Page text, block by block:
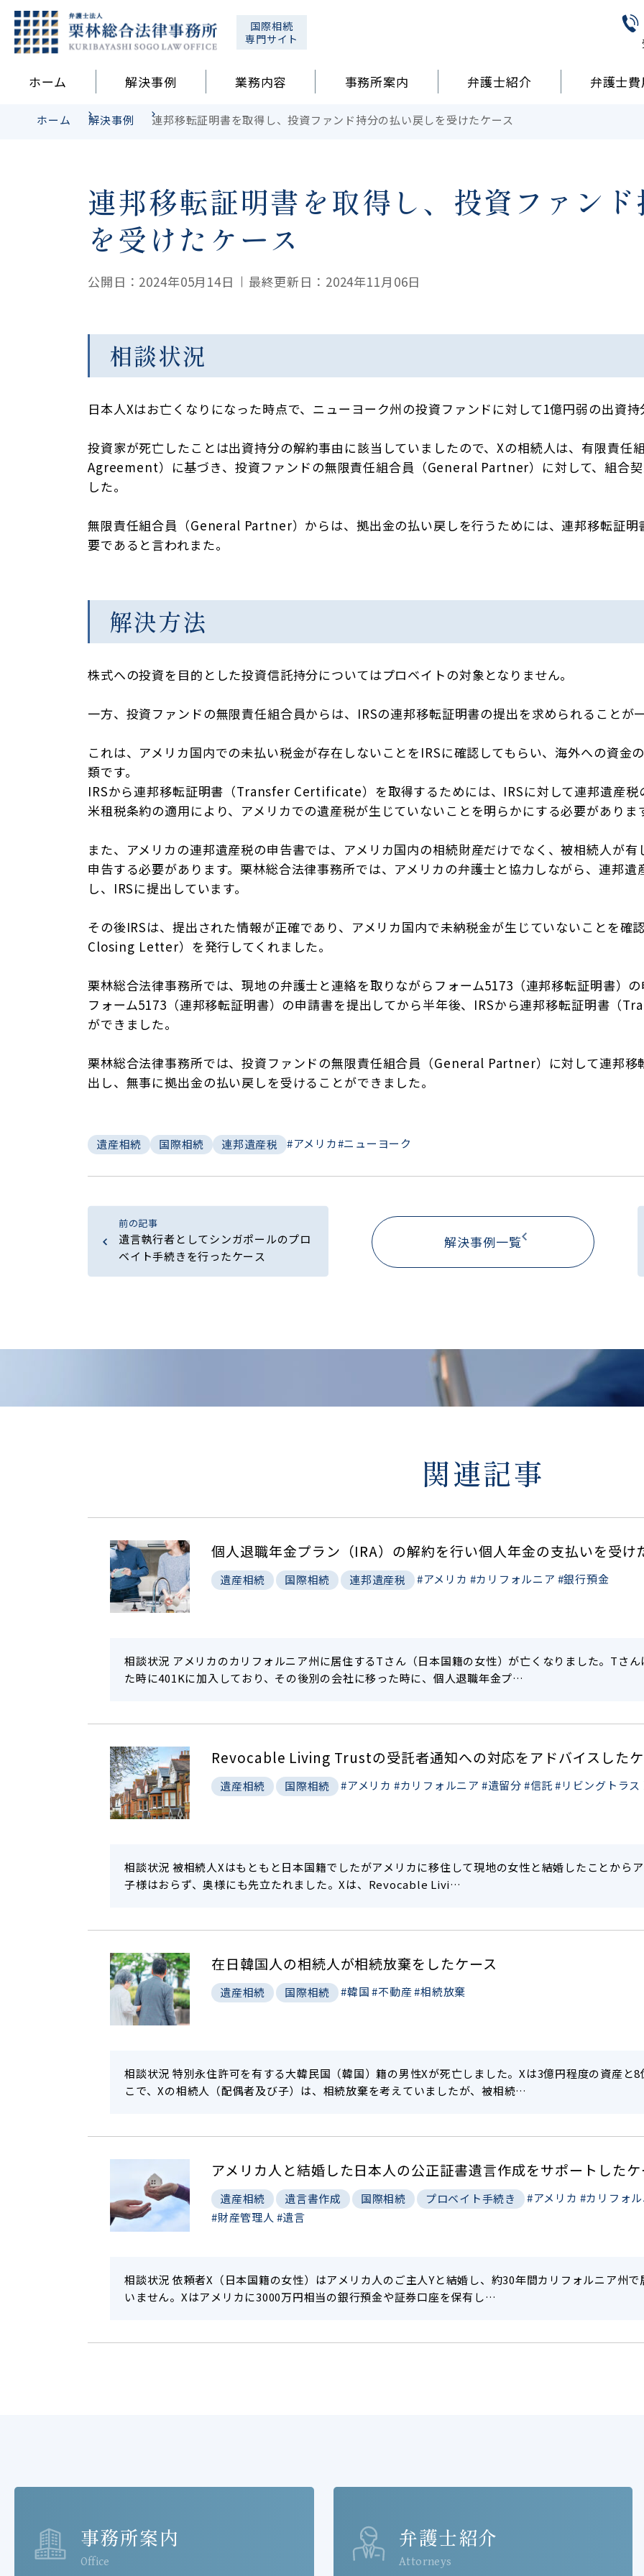
国際相続
専門サイト
ホーム 解決事例 業務内容 事務所案内 弁護士紹介 弁護士
ホーム 解決事例 連邦移転証明書を取得し、投資ファンド持分の払い戻しを受けたケース
連邦移転証明書を取得し、投資ファン
を受けたケース
公開日：2024年05月14日 最終更新日：2024年11月06日
相談状況
日本人Xはお亡くなりになった時点で、ニューヨーク州の投資ファンドに対して1億円弱の出資
投資家が死亡したことは出資持分の解約事由に該当していましたので、Xの相続人は、有限責
Agreement）に基づき、投資ファンドの無限責任組合員（General Partner）に対して、組合
した。
無限責任組合員（General Partner）からは、拠出金の払い戻しを行うためには、連邦移転証
要であると言われまた。
解決方法
株式への投資を目的とした投資信託持分についてはプロベイトの対象となりません。
一方、投資ファンドの無限責任組合員からは、IRSの連邦移転証明書の提出を求められることが
これは、アメリカ国内での未払い税金が存在しないことをIRSに確認してもらい、海外への資金
類です。
IRSから連邦移転証明書（Transfer Certificate）を取得するためには、IRSに対して連邦遺産
米租税条約の適用により、アメリカでの遺産税が生じていないことを明らかにする必要がありま
また、アメリカの連邦遺産税の申告書では、アメリカ国内の相続財産だけでなく、被相続人が
申告する必要があります。栗林総合法律事務所では、アメリカの弁護士と協力しながら、連邦
し、IRSに提出しています。
その後IRSは、提出された情報が正確であり、アメリカ国内で未納税金が生じていないことを
Closing Letter）を発行してくれました。
栗林総合法律事務所では、現地の弁護士と連絡を取りながらフォーム5173（連邦移転証明書）
フォーム5173（連邦移転証明書）の申請書を提出してから半年後、IRSから連邦移転証明書
ができました。
栗林総合法律事務所では、投資ファンドの無限責任組合員（General Partner）に対して連邦
出し、無事に拠出金の払い戻しを受けることができました。
遺産相続 国際相続 連邦遺産税 #アメリカ#ニューヨーク
解決事例一覧
前の記事
遺言執行者としてシンガポールのプロ
ベイト手続きを行ったケース
関連記事
個人退職年金プラン（IRA）の解約を行い個人年金の支払いを受け
遺産相続 国際相続 連邦遺産税 #アメリカ #カリフォルニア #銀行預金
相談状況 アメリカのカリフォルニア州に居住するTさん（日本国籍の女性）が亡くなりました。Tさ
た時に401Kに加入しており、その後別の会社に移った時に、個人退職年金プ…
Revocable Living Trustの受託者通知への対応をアドバイスした
遺産相続 国際相続 #アメリカ #カリフォルニア #遺留分#信託#リビングトラス
相談状況 被相続人Xはもともと日本国籍でしたがアメリカに移住して現地の女性と結婚したことから
子様はおらず、奥様にも先立たれました。Xは、Revocable Livi…
在日韓国人の相続人が相続放棄をしたケース
遺産相続 国際相続 #韓国 #不動産#相続放棄
相談状況 特別永住許可を有する大韓民国（韓国）籍の男性Xが死亡しました。Xは3億円程度の資産と
こで、Xの相続人（配偶者及び子）は、相続放棄を考えていましたが、被相続…
アメリカ人と結婚した日本人の公正証書遺言作成をサポートした
遺産相続 遺言書作成 国際相続 プロベイト手続き #アメリカ #カリフォ
#財産管理人 #遺言
相談状況 依頼者X（日本国籍の女性）はアメリカ人のご主人Yと結婚し、約30年間カリフォルニア州
いません。Xはアメリカに3000万円相当の銀行預金や証券口座を保有し…
事務所案内
Office
弁護士紹介
Attorneys